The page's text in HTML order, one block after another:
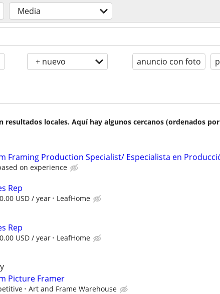
Media
+ nuevo anuncio con foto
resultados locales. Aquí hay algunos cercanos (ordenados
Framing Production Specialist/ Especialista en
on experience
Rep
USD / year LeafHome
Rep
USD / year LeafHome
Picture Framer
Art and Frame Warehouse